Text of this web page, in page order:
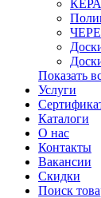
Показать
Услуги
Каталоги
О нас
Контакты
Вакансии
Скидки
Поиск